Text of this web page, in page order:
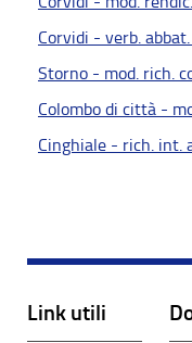
Corvidi - verb. abbat.
Storno - mod. rich.
Colombo di città -
Cinghiale - rich. int.
Link utili